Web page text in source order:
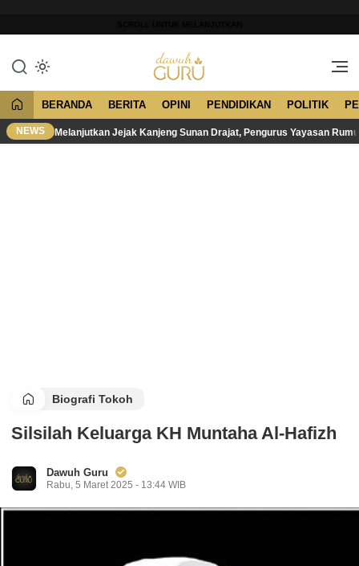
konten
Dawuh Guru
Merawat Tradisi, Membangun
BERANDA BERITA OPINI PENDIDIKAN POLITIK
NEWS Melanjutkan Jejak Kanjeng Sunan Drajat, Pengurus Yayasan
Biografi Tokoh
Silsilah Keluarga KH Muntaha Al-Hafizh
Dawuh Guru
Rabu, 5 Maret 2025 - 13:44 WIB